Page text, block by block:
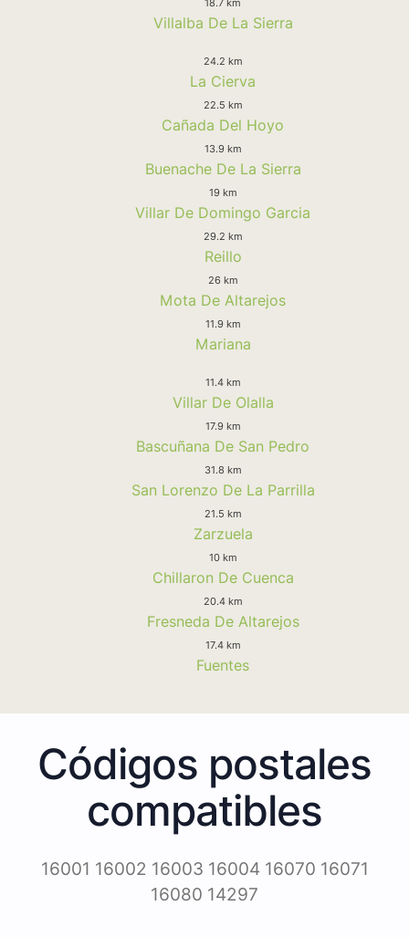
Villalba De La Sierra
24.2 km
La Cierva
22.5 km
Cañada Del Hoyo
13.9 km
Buenache De La Sierra
19 km
Villar De Domingo Garcia
29.2 km
Reillo
26 km
Mota De Altarejos
11.9 km
Mariana
11.4 km
Villar De Olalla
17.9 km
Bascuñana De San Pedro
31.8 km
San Lorenzo De La Parrilla
21.5 km
Zarzuela
10 km
Chillaron De Cuenca
20.4 km
Fresneda De Altarejos
17.4 km
Fuentes
Códigos postales
compatibles
16001 16002 16003 16004 16070 16071
16080 14297